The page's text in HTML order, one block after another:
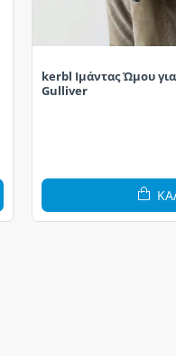
kerbl Ιμάντας Ώμου
Gulliver